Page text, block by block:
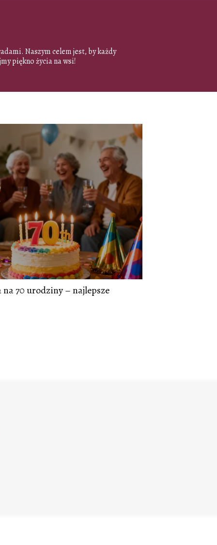
Naszym celem jest, by każdy
piękno życia na wsi!
70 urodziny – najlepsze